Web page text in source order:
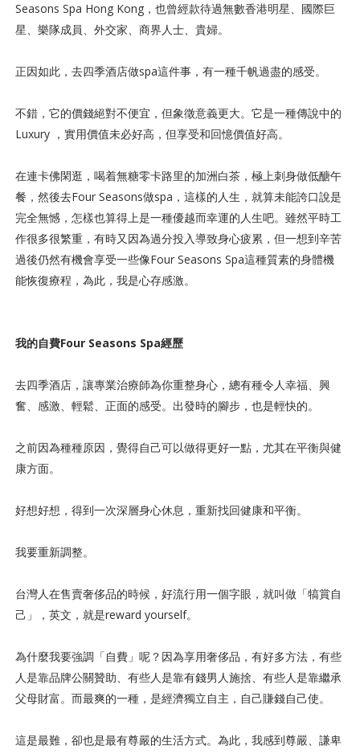
Seasons Spa Hong Kong，也曾經款待過無數香港明星、國際巨
星、樂隊成員、外交家、商界人士、貴婦。
正因如此， 去四季酒店做spa這件事，有一種千帆過盡的感受。
不錯，它的價錢絕對不便宜，但象徵意義更大。它是一種傳說中的
Luxury ，實用價值未必好高，但享受和回憶價值好高。
在連卡佛閑逛，喝着無糖零卡路里的加洲白茶，極上刺身做低醣午
餐，然後去Four Seasons做spa，這樣的人生，就算未能誇口說是
完全無憾，怎樣也算得上是一種優越而幸運的人生吧。雖然平時工
作很多很繁重，有時又因為過分投入導致身心疲累，但一想到辛苦
過後仍然有機會享受一些像Four Seasons Spa這種質素的身體機
能恢復療程，為此，我是心存感激。
我的自費Four Seasons Spa經歷
去四季酒店，讓專業治療師為你重整身心，總有種令人幸福、興
奮、感激、輕鬆、正面的感受。出發時的腳步，也是輕快的。
之前因為種種原因，覺得自己可以做得更好一點，尤其在平衡與健
康方面。
好想好想，得到一次深層身心休息，重新找回健康和平衡。
我要重新調整。
台灣人在售賣奢侈品的時候，好流行用一個字眼，就叫做「犒賞自
己」，英文，就是reward yourself。
為什麼我要強調「自費」呢？因為享用奢侈品，有好多方法，有些
人是靠品牌公關贊助、有些人是靠有錢男人施捨、有些人是靠繼承
父母財富。而最爽的一種，是經濟獨立自主，自己賺錢自己使。
這是最難，卻也是最有尊嚴的生活方式。為此，我感到尊嚴、謙卑